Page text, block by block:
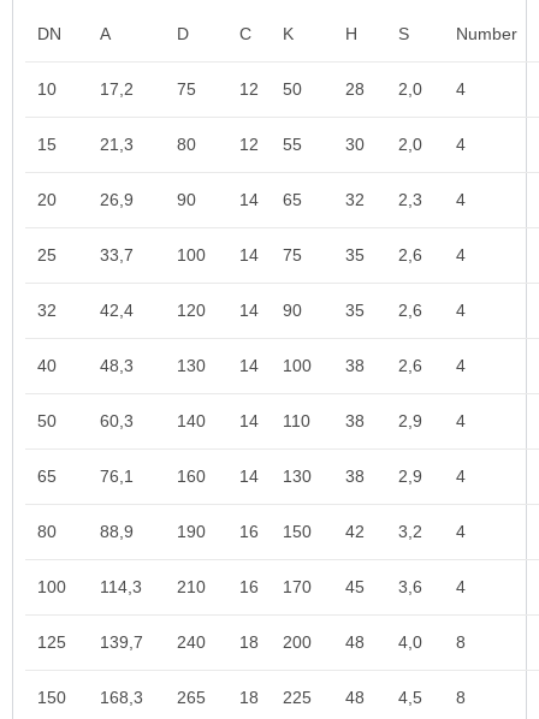
DN A D C K H S Number
10 17,2 75 12 50 28 2,0 4
15 21,3 80 12 55 30 2,0 4
20 26,9 90 14 65 32 2,3 4
25 33,7 100 14 75 35 2,6 4
32 42,4 120 14 90 35 2,6 4
40 48,3 130 14 100 38 2,6 4
50 60,3 140 14 110 38 2,9 4
65 76,1 160 14 130 38 2,9 4
80 88,9 190 16 150 42 3,2 4
100 114,3 210 16 170 45 3,6 4
125 139,7 240 18 200 48 4,0 8
150 168,3 265 18 225 48 4,5 8